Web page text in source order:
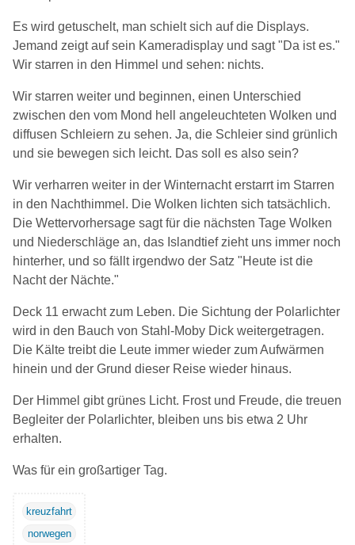
Es wird getuschelt, man schielt sich auf die Displays.
Jemand zeigt auf sein Kameradisplay und sagt "Da ist es."
Wir starren in den Himmel und sehen: nichts.
Wir starren weiter und beginnen, einen Unterschied
zwischen den vom Mond hell angeleuchteten Wolken und
diffusen Schleiern zu sehen. Ja, die Schleier sind grünlich
und sie bewegen sich leicht. Das soll es also sein?
Wir verharren weiter in der Winternacht erstarrt im Starren
in den Nachthimmel. Die Wolken lichten sich tatsächlich.
Die Wettervorhersage sagt für die nächsten Tage Wolken
und Niederschläge an, das Islandtief zieht uns immer noch
hinterher, und so fällt irgendwo der Satz "Heute ist die
Nacht der Nächte."
Deck 11 erwacht zum Leben. Die Sichtung der Polarlichter
wird in den Bauch von Stahl-Moby Dick weitergetragen.
Die Kälte treibt die Leute immer wieder zum Aufwärmen
hinein und der Grund dieser Reise wieder hinaus.
Der Himmel gibt grünes Licht. Frost und Freude, die treuen
Begleiter der Polarlichter, bleiben uns bis etwa 2 Uhr
erhalten.
Was für ein großartiger Tag.
kreuzfahrt
norwegen